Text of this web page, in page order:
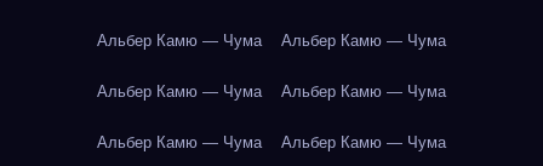
Альбер Камю — Чума Альбер Камю — Чума
Альбер Камю — Чума Альбер Камю — Чума
Альбер Камю — Чума Альбер Камю — Чума